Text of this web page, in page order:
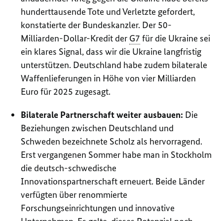
hunderttausende Tote und Verletzte gefordert,
konstatierte der Bundeskanzler. Der 50-
Milliarden-Dollar-Kredit der G7 für die Ukraine sei
ein klares Signal, dass wir die Ukraine langfristig
unterstützen. Deutschland habe zudem bilaterale
Waffenlieferungen in Höhe von vier Milliarden
Euro für 2025 zugesagt.
Bilaterale Partnerschaft weiter ausbauen: Die
Beziehungen zwischen Deutschland und
Schweden bezeichnete Scholz als hervorragend.
Erst vergangenen Sommer habe man in Stockholm
die deutsch-schwedische
Innovationspartnerschaft erneuert. Beide Länder
verfügten über renommierte
Forschungseinrichtungen und innovative